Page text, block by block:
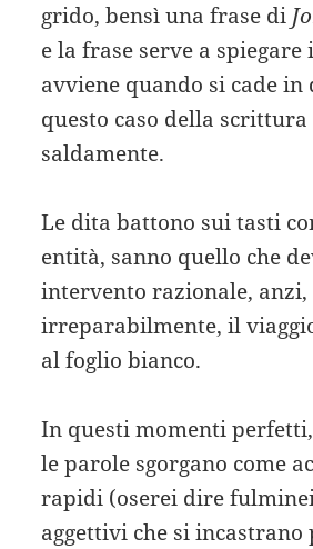
grido, bensì una frase di
e la frase serve a spiegare
avviene quando si cade
questo caso della
saldamente.
Le dita battono sui tasti
entità, sanno quello che
intervento razionale,
irreparabilmente, il
al foglio bianco.
In questi momenti
le parole sgorgano come
rapidi (oserei dire
aggettivi che si